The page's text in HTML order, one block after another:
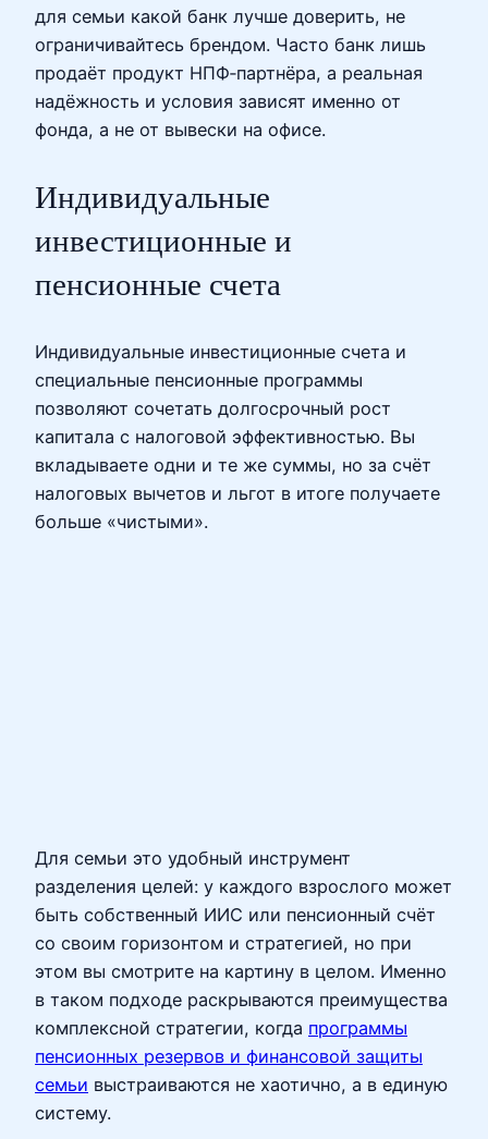
для семьи какой банк лучше доверить, не
ограничивайтесь брендом. Часто банк лишь
продаёт продукт НПФ‑партнёра, а реальная
надёжность и условия зависят именно от
фонда, а не от вывески на офисе.
Индивидуальные
инвестиционные и
пенсионные счета
Индивидуальные инвестиционные счета и
специальные пенсионные программы
позволяют сочетать долгосрочный рост
капитала с налоговой эффективностью. Вы
вкладываете одни и те же суммы, но за счёт
налоговых вычетов и льгот в итоге получаете
больше «чистыми».
Для семьи это удобный инструмент
разделения целей: у каждого взрослого может
быть собственный ИИС или пенсионный счёт
со своим горизонтом и стратегией, но при
этом вы смотрите на картину в целом. Именно
в таком подходе раскрываются преимущества
комплексной стратегии, когда программы
пенсионных резервов и финансовой защиты
семьи выстраиваются не хаотично, а в единую
систему.